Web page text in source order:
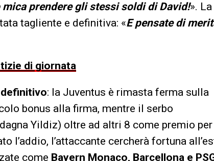
mica prendere gli stessi soldi di David!». La
tagliente e definitiva: «E pensate di
di giornata
: la Juventus è rimasta ferma sulla
bonus alla firma, mentre il serbo
Yildiz) oltre ad altri 8 come premio per
l’addio, l’attaccante cercherà fortuna
come Bayern Monaco, Barcellona e